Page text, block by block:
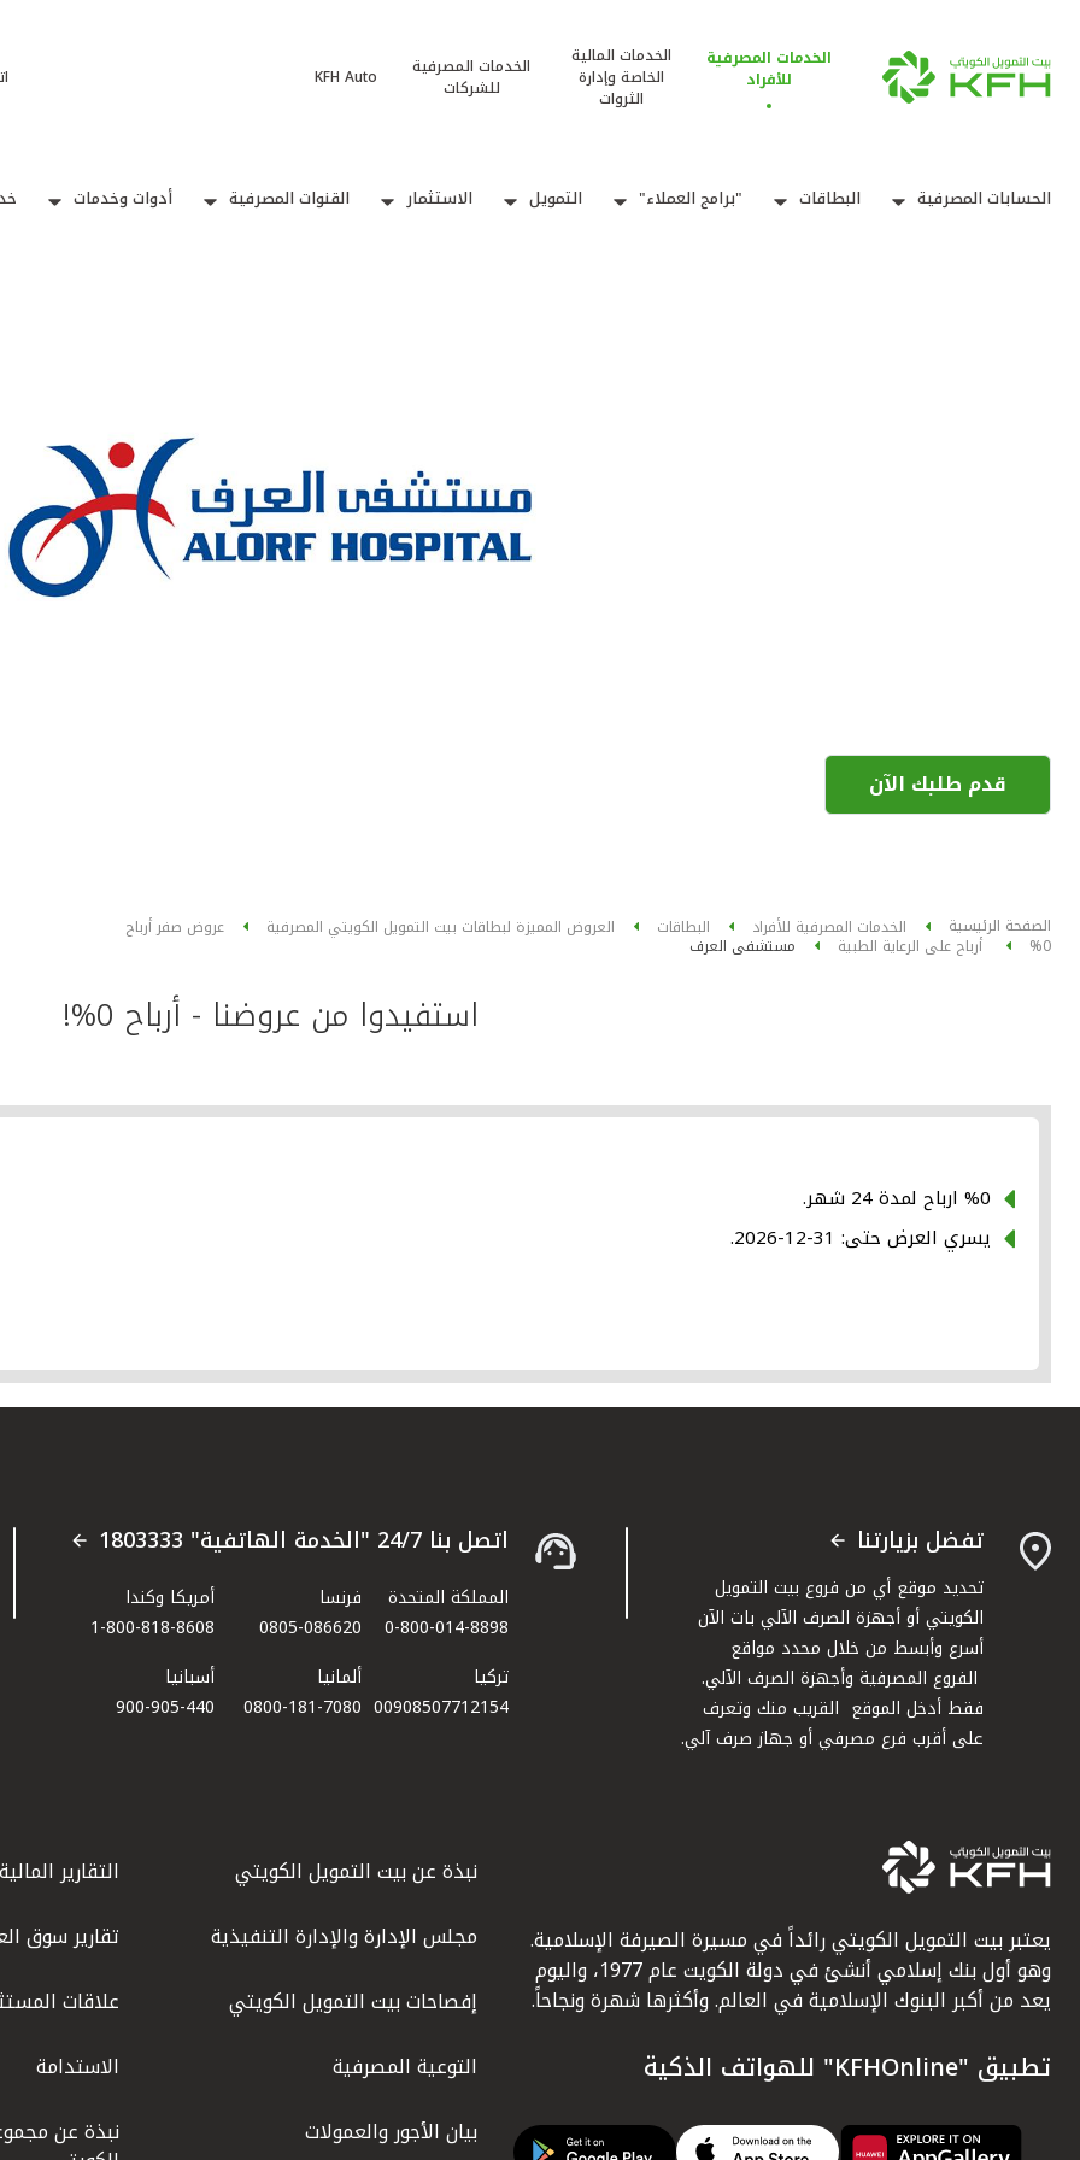
الخدمات المصرفية
للأفراد
الخدمات المالية
الخاصة وإدارة
الثروات
الخدمات المصرفية
للشركات
KFH Auto
الحسابات المصرفية البطاقات "برامج العملاء" التمويل الاستثمار القنوات المصرفية أدوات وخدمات
قدم طلبك الآن
الصفحة الرئيسية الخدمات المصرفية للأفراد البطاقات العروض المميزة لبطاقات بيت التمويل الكويتي المصرفية عروض صفر أرباح
%0 أرباح على الرعاية الطبية مستشفى العرف
استفيدوا من عروضنا - أرباح 0%!
%0 ارباح لمدة 24 شهر.
يسري العرض حتى: 31-12-2026.
تفضل بزيارتنا
تحديد موقع أي من فروع بيت التمويل
الكويتي أو أجهزة الصرف الآلي بات الآن
أسرع وأبسط من خلال محدد مواقع
الفروع المصرفية وأجهزة الصرف الآلي.
فقط أدخل الموقع القريب منك وتعرف
على أقرب فرع مصرفي أو جهاز صرف آلي.
اتصل بنا 24/7 "الخدمة الهاتفية" 1803333
المملكة المتحدة
0-800-014-8898
فرنسا
0805-086620
أمريكا وكندا
1-800-818-8608
تركيا
00908507712154​
ألمانيا
0800-181-7080
أسبانيا
900-905-440
يعتبر بيت التمويل الكويتي رائداً في مسيرة الصيرفة الإسلامية.
وهو أول بنك إسلامي أنشئ في دولة الكويت عام 1977، واليوم
يعد من أكبر البنوك الإسلامية في العالم. وأكثرها شهرة ونجاحاً.
تطبيق "KFHOnline" للهواتف الذكية
نبذة عن بيت التمويل الكويتي
مجلس الإدارة والإدارة التنفيذية
إفصاحات بيت التمويل الكويتي
التوعية المصرفية
بيان الأجور والعمولات
التقارير المالية
تقارير سوق
علاقات
الاستدامة
نبذة عن